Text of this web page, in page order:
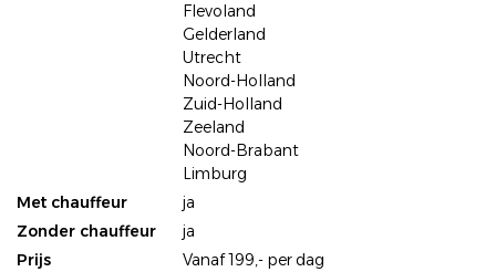
Flevoland
Gelderland
Utrecht
Noord-Holland
Zuid-Holland
Zeeland
Noord-Brabant
Limburg
Met chauffeur
ja
Zonder chauffeur
ja
Prijs
Vanaf 199,- per dag